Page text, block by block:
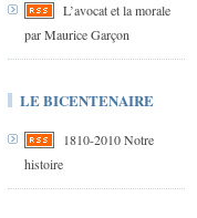
L’avocat et la morale
par Maurice Garçon
LE BICENTENAIRE
1810-2010 Notre
histoire